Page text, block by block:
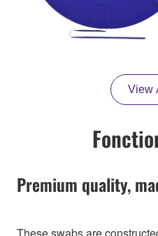
View
Premium quality,
These swabs are